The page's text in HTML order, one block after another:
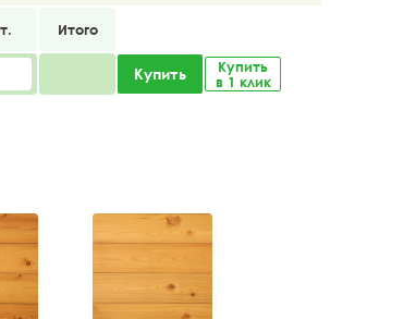
Итого
Купить
Купить
в 1 клик